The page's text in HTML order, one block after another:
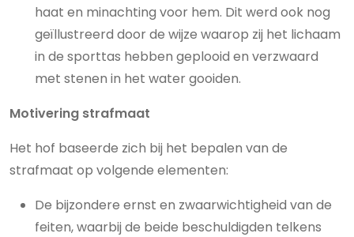
haat en minachting voor hem. Dit werd ook nog
geïllustreerd door de wijze waarop zij het lichaam
in de sporttas hebben geplooid en verzwaard
met stenen in het water gooiden.
Motivering strafmaat
Het hof baseerde zich bij het bepalen van de
strafmaat op volgende elementen:
De bijzondere ernst en zwaarwichtigheid van de
feiten, waarbij de beide beschuldigden telkens